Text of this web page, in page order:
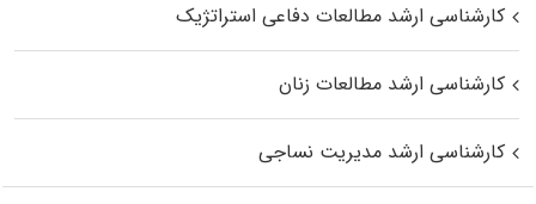
کارشناسی ارشد مطالعات دفاعی استراتژیک
کارشناسی ارشد مطالعات زنان
کارشناسی ارشد مدیریت نساجی